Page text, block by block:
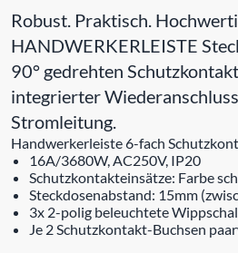
Robust. Praktisch.
HANDWERKERLEISTE
90° gedrehten
integrierter
Stromleitung.
Handwerkerleiste 6-fach
16A/3680W, AC250V, IP20
Schutzkontakteinsätze: Farbe
Steckdosenabstand: 15mm
3x 2-polig beleuchtete
Je 2 Schutzkontakt-Buchsen